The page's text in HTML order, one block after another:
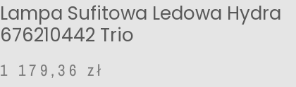
Lampa Sufitowa Ledowa Hydra
676210442 Trio
1 179,36 zł